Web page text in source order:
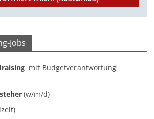
Jobs
mit Budgetverantwortung
(w/m/d)